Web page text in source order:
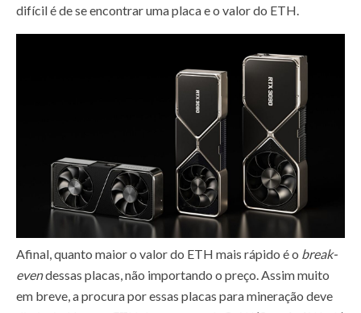
difícil é de se encontrar uma placa e o valor do ETH.
Afinal, quanto maior o valor do ETH mais rápido é o break-
evendessas placas, não importando o preço. Assim muito
em breve, a procura por essas placas para mineração deve